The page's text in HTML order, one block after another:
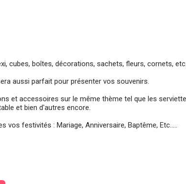
cubes, boîtes, décorations, sachets, fleurs, cornets,
aussi parfait pour présenter vos souvenirs.
et accessoires sur le même thème tel que les
et bien d'autres encore.
festivités : Mariage, Anniversaire, Baptême, Etc.....